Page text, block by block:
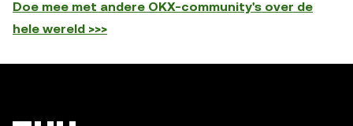
Doe mee met andere OKX-community's over de
hele wereld >>>